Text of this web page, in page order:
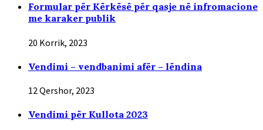
Formular për Kërkësë për qasje në infromacione
me karaker publik
20 Korrik, 2023
Vendimi – vendbanimi afër – lëndina
12 Qershor, 2023
Vendimi për Kullota 2023